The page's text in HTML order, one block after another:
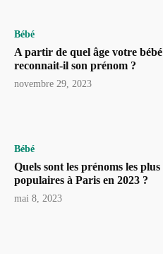
Bébé
A partir de quel âge votre bébé
reconnait-il son prénom ?
novembre 29, 2023
Bébé
Quels sont les prénoms les plus
populaires à Paris en 2023 ?
mai 8, 2023